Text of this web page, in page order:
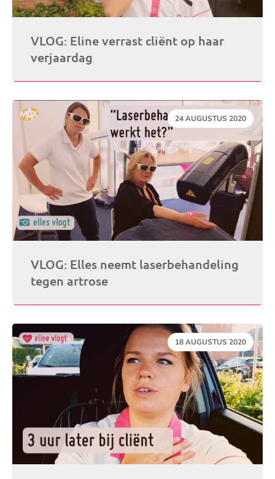
VLOG: Eline verrast cliënt op haar
verjaardag
DATUM:
24 AUGUSTUS 2020
VLOG: Elles neemt laserbehandeling
tegen artrose
DATUM:
18 AUGUSTUS 2020